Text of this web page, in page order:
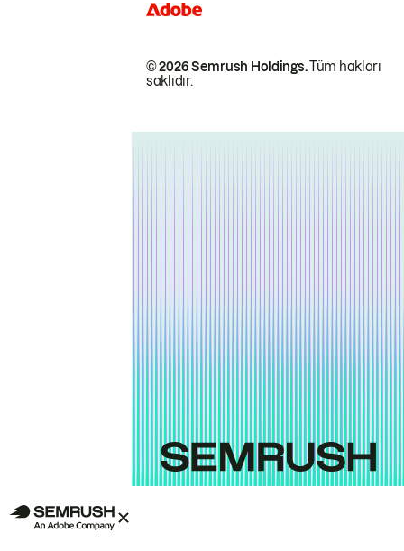
© 2026 Semrush Holdings.Tüm hakları
saklıdır.